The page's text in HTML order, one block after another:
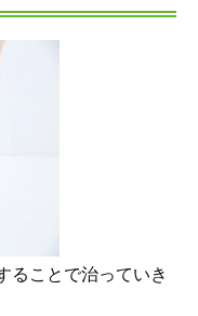
ることで治っていき